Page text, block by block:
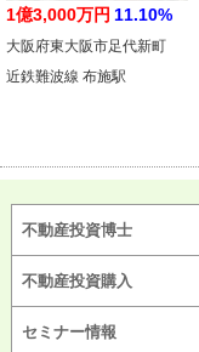
1億3,000万円 11.10%
大阪府東大阪市足代新町
近鉄難波線 布施駅
不動産投資博士
不動産投資購入
セミナー情報